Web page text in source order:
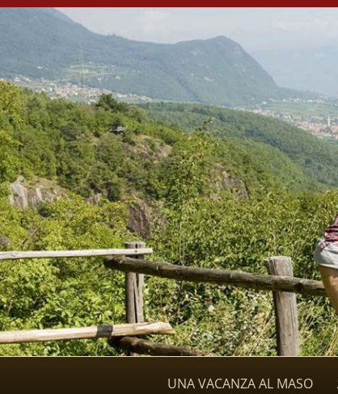
UNA VACANZA AL MASO